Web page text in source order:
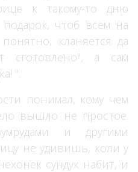
к такому-то дню
чтоб всем на
кланяется да
сготовлено", а сам
".
понимал, кому чем
вышло не простое.
и другими
не удивишь, коли у
сундук набит, и